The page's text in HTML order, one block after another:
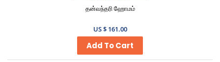
தன்வந்தரி ஹோமம்
US $ 161.00
Add To Cart